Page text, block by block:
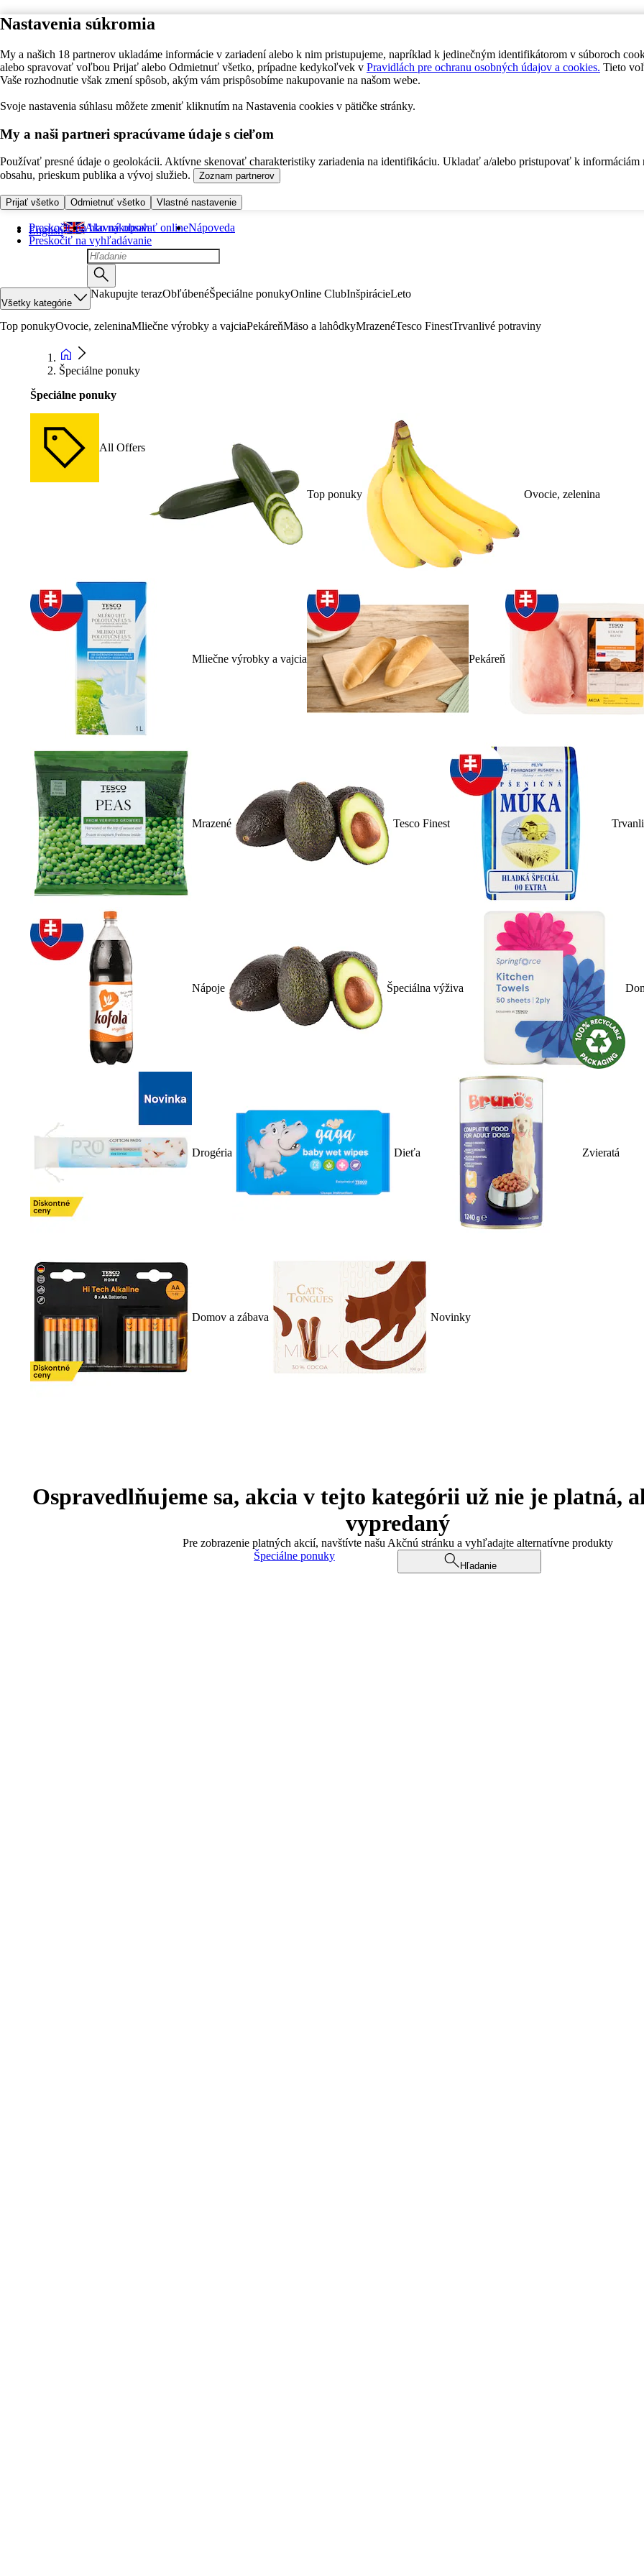
Nastavenia súkromia
My a našich 18 partnerov ukladáme informácie v zariadení alebo k nim pristupujeme, napríklad k jedinečným identifikátorom v súboroch
alebo spravovať voľbou Prijať alebo Odmietnuť všetko, prípadne kedykoľvek v Pravidlách pre ochranu osobných údajov a cookies. Tieto
Vaše rozhodnutie však zmení spôsob, akým vám prispôsobíme nakupovanie na našom webe.
Svoje nastavenia súhlasu môžete zmeniť kliknutím na Nastavenia cookies v pätičke stránky.
My a naši partneri spracúvame údaje s cieľom
Používať presné údaje o geolokácii. Aktívne skenovať charakteristiky zariadenia na identifikáciu. Ukladať a/alebo pristupovať k informáciám
obsahu, prieskum publika a vývoj služieb.
Zoznam partnerov
Prijať všetko Odmietnuť všetko Vlastné nastavenie
Preskočiť na hlavný obsah
Preskočiť na vyhľadávanie
English Ako nakupovať onlineNápoveda
Všetky kategórie
Nakupujte terazObľúbenéŠpeciálne ponukyOnline ClubInšpirácieLeto
Top ponukyOvocie, zeleninaMliečne výrobky a vajciaPekáreňMäso a lahôdkyMrazenéTesco FinestTrvanlivé potraviny
Špeciálne ponuky
Špeciálne ponuky
All Offers
Top ponuky Ovocie, zelenina
Mliečne výrobky a vajcia Pekáreň
Mrazené Tesco Finest
Nápoje Špeciálna výživa
Drogéria Dieťa Zvieratá
Domov a zábava Novinky
Ospravedlňujeme sa, akcia v tejto kategórii už nie je platná,
vypredaný
Pre zobrazenie platných akcií, navštívte našu Akčnú stránku a vyhľadajte alternatívne produkty
Špeciálne ponuky
Hľadanie